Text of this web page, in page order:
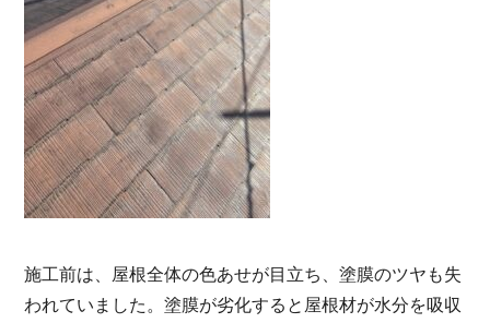
施工前は、屋根全体の色あせが目立ち、塗膜のツヤも失
われていました。塗膜が劣化すると屋根材が水分を吸収